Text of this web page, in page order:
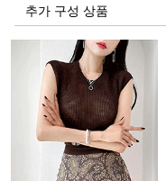
추가 구성 상품